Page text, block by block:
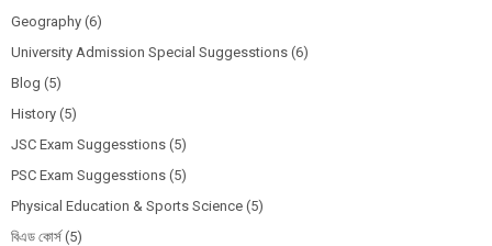
Geography (6)
University Admission Special Suggesstions (6)
Blog (5)
History (5)
JSC Exam Suggesstions (5)
PSC Exam Suggesstions (5)
Physical Education & Sports Science (5)
বিএড কোর্স (5)